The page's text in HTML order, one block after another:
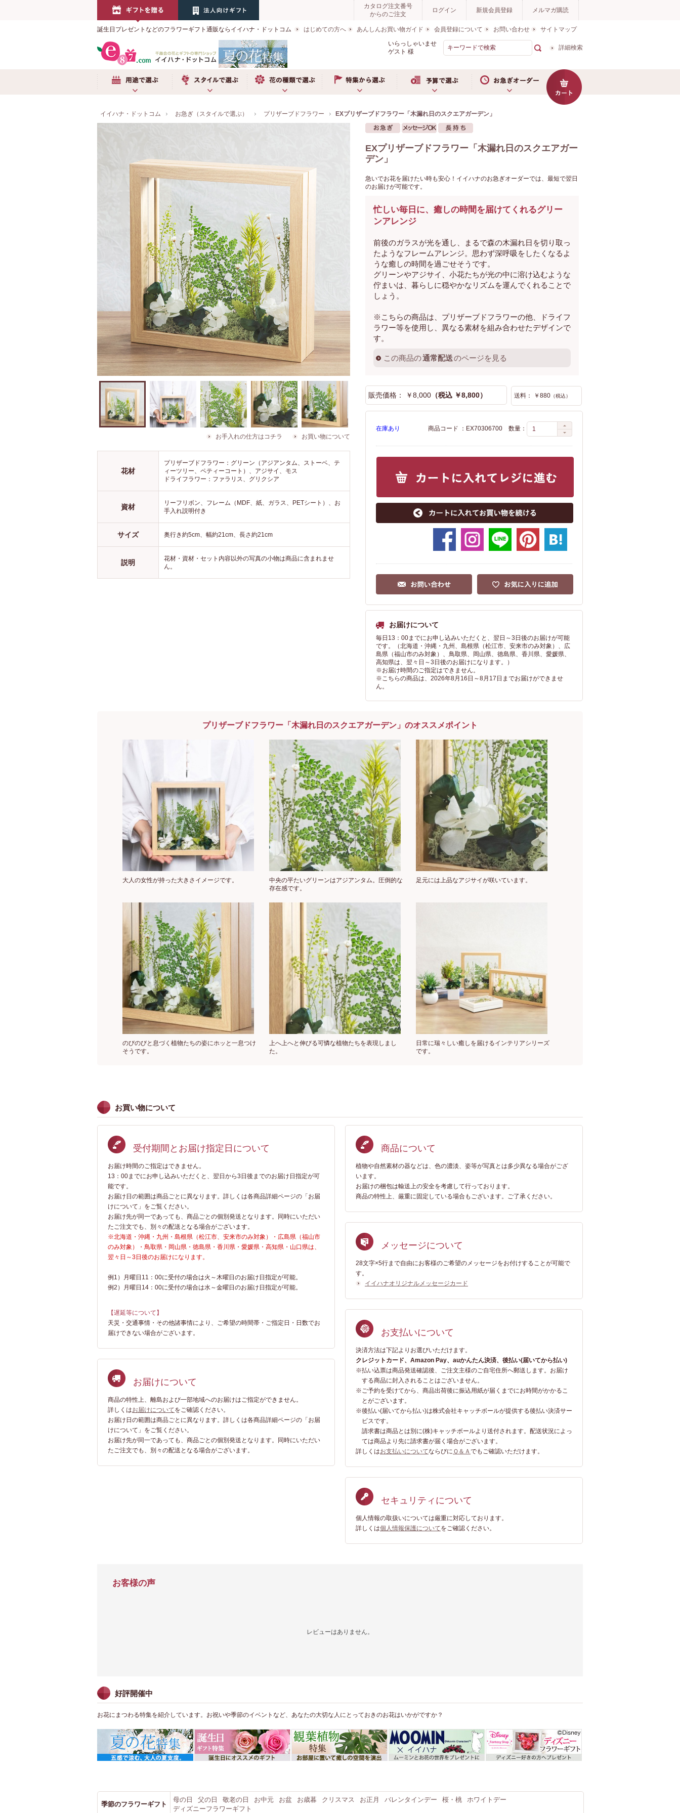
カタログ注文番号
からのご注文
ログイン 新規会員登録 メルマガ購読
誕生日プレゼントなどのフラワーギフト通販ならイイハナ・ドットコム はじめての方へ あんしんお買い物ガイド 会員登録について お問い合わせ
サイトマップ
いらっしゃいませ
ゲスト 様
詳細検索
イイハナ・ドットコム お急ぎ（スタイルで選ぶ） プリザーブドフラワー EXプリザーブドフラワー「木漏れ日のスクエアガーデン」
リーンはアジア
アジサイが咲い
く植物たちの姿
お手入れの仕方はコチラ お買い物について
花材
プリザーブドフラワー：グリーン（アジアンタム、ストーベ、テ
ィーツリー、ペティーコート）、アジサイ、モス
ドライフラワー：ファラリス、グリクシア
資材
リーフリボン、フレーム（MDF、紙、ガラス、PETシート）、お
手入れ説明付き
サイズ 奥行き約5cm、幅約21cm、長さ約21cm
説明
花材・資材・セット内容以外の写真の小物は商品に含まれませ
ん。
EXプリザーブドフラワー「木漏れ日のスクエアガー
デン」
急いでお花を届けたい時も安心！イイハナのお急ぎオーダーでは、最短で翌日
のお届けが可能です。
忙しい毎日に、癒しの時間を届けてくれるグリー
ンアレンジ
前後のガラスが光を通し、まるで森の木漏れ日を切り取っ
たようなフレームアレンジ。思わず深呼吸をしたくなるよ
うな癒しの時間を過ごせそうです。
グリーンやアジサイ、小花たちが光の中に溶け込むような
佇まいは、暮らしに穏やかなリズムを運んでくれることで
しょう。
※こちらの商品は、プリザーブドフラワーの他、ドライフ
ラワー等を使用し、異なる素材を組み合わせたデザインで
す。
この商品の通常配送のページを見る
販売価格： ￥8,000 （税込 ￥8,800） 送料： ￥880 （税込）
在庫あり 数量：
商品コード ：EX70306700
お届けについて
毎日13：00までにお申し込みいただくと、翌日～3日後のお届けが可能
です。（北海道・沖縄・九州、島根県（松江市、安来市のみ対象）、広
島県（福山市のみ対象）、鳥取県、岡山県、徳島県、香川県、愛媛県、
高知県は、翌々日～3日後のお届けになります。）
※お届け時間のご指定はできません。
※こちらの商品は、2026年8月16日～8月17日までお届けができませ
ん。
プリザーブドフラワー「木漏れ日のスクエアガーデン」のオススメポイント
大人の女性が持った大きさイメージです。
中央の平たいグリーンはアジアンタム。圧倒的な
存在感です。
足元には上品なアジサイが咲いています。
のびのびと息づく植物たちの姿にホッと一息つけ
そうです。
上へ上へと伸びる可憐な植物たちを表現しまし
た。
日常に瑞々しい癒しを届けるインテリアシリーズ
です。
お買い物について
受付期間とお届け指定日について
お届け時間のご指定はできません。
13：00までにお申し込みいただくと、翌日から3日後までのお届け日指定が可
能です。
お届け日の範囲は商品ごとに異なります。詳しくは各商品詳細ページの「お届
けについて」をご覧ください。
お届け先が同一であっても、商品ごとの個別発送となります。同時にいただい
たご注文でも、別々の配送となる場合がございます。
※北海道・沖縄・九州・島根県（松江市、安来市のみ対象）・広島県（福山市
のみ対象）・鳥取県・岡山県・徳島県・香川県・愛媛県・高知県・山口県は、
翌々日～3日後のお届けになります。
例1）月曜日11：00に受付の場合は火～木曜日のお届け日指定が可能。
例2）月曜日14：00に受付の場合は水～金曜日のお届け日指定が可能。
【遅延等について】
天災・交通事情・その他諸事情により、ご希望の時間帯・ご指定日・日数でお
届けできない場合がございます。
お届けについて
商品の特性上、離島および一部地域へのお届けはご指定ができません。
詳しくはお届けについてをご確認ください。
お届け日の範囲は商品ごとに異なります。詳しくは各商品詳細ページの「お届
けについて」をご覧ください。
お届け先が同一であっても、商品ごとの個別発送となります。同時にいただい
たご注文でも、別々の配送となる場合がございます。
商品について
植物や自然素材の器などは、色の濃淡、姿等が写真とは多少異なる場合がござ
います。
お届けの梱包は輸送上の安全を考慮して行っております。
商品の特性上、厳重に固定している場合もございます。ご了承ください。
メッセージについて
28文字×5行まで自由にお客様のご希望のメッセージをお付けすることが可能で
す。
イイハナオリジナルメッセージカード
お支払いについて
決済方法は下記よりお選びいただけます。
クレジットカード、Amazon Pay、auかんたん決済、 後払い(届いてから払い)
※払い込票は商品発送確認後、ご注文主様のご自宅住所へ郵送します。お届け
する商品に封入されることはございません。
※ご予約を受けてから、商品出荷後に振込用紙が届くまでにお時間がかかるこ
とがございます。
※後払い(届いてから払い)は株式会社キャッチボールが提供する後払い決済サー
ビスです。
請求書は商品とは別に(株)キャッチボールより送付されます。配送状況によっ
ては商品より先に請求書が届く場合がございます。
詳しくはお支払いについてならびに Ｑ＆Ａ でもご確認いただけます。
セキュリティについて
個人情報の取扱いについては厳重に対応しております。
詳しくは個人情報保護についてをご確認ください。
お客様の声
レビューはありません。
好評開催中
お花にまつわる特集を紹介しています。お祝いや季節のイベントなど、あなたの大切な人にとっておきのお花はいかがですか？
季節のフラワーギフト
母の日 父の日 敬老の日 お中元 お盆 お歳暮 クリスマス お正月 バレンタインデー 桜・桃
ホワイトデー
ディズニーフラワーギフト